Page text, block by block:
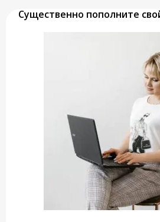
Существенно пополните